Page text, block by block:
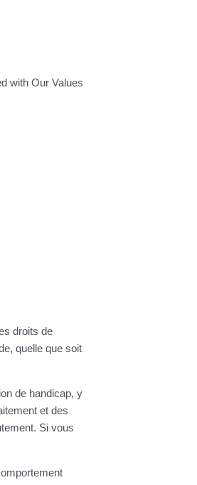
with Our Values
droits de
quelle que soit
de handicap, y
et des
Si vous